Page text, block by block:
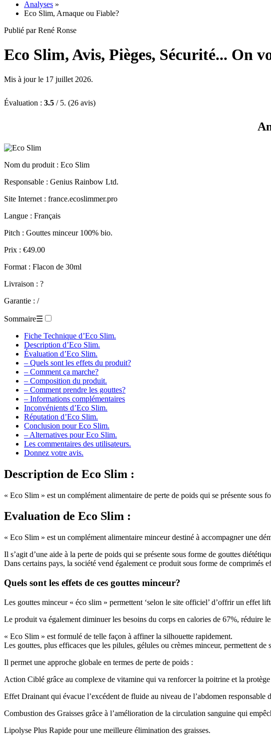
Analyses »
Eco Slim, Arnaque ou Fiable?
Publié par René Ronse
Eco Slim, Avis, Pièges, Sécurité... On
Mis à jour le 17 juillet 2026.
Évaluation : 3.5 / 5. (26 avis)
Nom du produit : Eco Slim
Responsable : Genius Rainbow Ltd.
Site Internet : france.ecoslimmer.pro
Langue : Français
Pitch : Gouttes minceur 100% bio.
Prix : €49.00
Format : Flacon de 30ml
Livraison : ?
Garantie : /
Sommaire☰
Fiche Technique d’Eco Slim.
Description d’Eco Slim.
Évaluation d’Eco Slim.
– Quels sont les effets du produit?
– Comment ça marche?
– Composition du produit.
– Comment prendre les gouttes?
– Informations complémentaires
Inconvénients d’Eco Slim.
Réputation d’Eco Slim.
Conclusion pour Eco Slim.
– Alternatives pour Eco Slim.
Les commentaires des utilisateurs.
Donnez votre avis.
Description de Eco Slim :
« Eco Slim » est un complément alimentaire de perte de poids qui se présente sous
Evaluation de Eco Slim :
« Eco Slim » est un complément alimentaire minceur destiné à accompagner une
Il s’agit d’une aide à la perte de poids qui se présente sous forme de gouttes
Dans certains pays, la société vend également ce produit sous forme de comprimés
Quels sont les effets de ces gouttes minceur?
Les gouttes minceur « éco slim » permettent ‘selon le site officiel’ d’offrir un effet
Le produit va également diminuer les besoins du corps en calories de 67%,
« Eco Slim » est formulé de telle façon à affiner la silhouette rapidement.
Les gouttes, plus efficaces que les pilules, gélules ou crèmes minceur, permettent
Il permet une approche globale en termes de perte de poids :
Action Ciblé grâce au complexe de vitamine qui va renforcer la poitrine et la protège
Effet Drainant qui évacue l’excédent de fluide au niveau de l’abdomen responsable
Combustion des Graisses grâce à l’amélioration de la circulation sanguine qui
Lipolyse Plus Rapide pour une meilleure élimination des graisses.